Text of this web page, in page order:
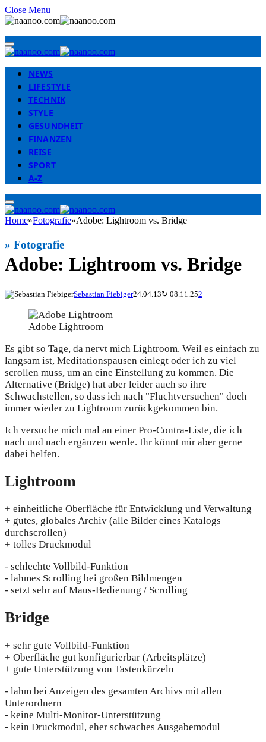
Close Menu
NEWS
LIFESTYLE
TECHNIK
STYLE
GESUNDHEIT
FINANZEN
REISE
SPORT
A-Z
Home»Fotografie»Adobe: Lightroom vs. Bridge
Adobe: Lightroom vs. Bridge
» Fotografie
Sebastian Fiebiger24.04.13↻ 08.11.252
Adobe Lightroom
Es gibt so Tage, da nervt mich Lightroom. Weil es einfach zu
langsam ist, Meditationspausen einlegt oder ich zu viel
scrollen muss, um an eine Einstellung zu kommen. Die
Alternative (Bridge) hat aber leider auch so ihre
Schwachstellen, so dass ich nach "Fluchtversuchen" doch
immer wieder zu Lightroom zurückgekommen bin.
Ich versuche mich mal an einer Pro-Contra-Liste, die ich
nach und nach ergänzen werde. Ihr könnt mir aber gerne
dabei helfen.
Lightroom
+ einheitliche Oberfläche für Entwicklung und Verwaltung
+ gutes, globales Archiv (alle Bilder eines Katalogs
durchscrollen)
+ tolles Druckmodul
- schlechte Vollbild-Funktion
- lahmes Scrolling bei großen Bildmengen
- setzt sehr auf Maus-Bedienung / Scrolling
Bridge
+ sehr gute Vollbild-Funktion
+ Oberfläche gut konfigurierbar (Arbeitsplätze)
+ gute Unterstützung von Tastenkürzeln
- lahm bei Anzeigen des gesamten Archivs mit allen
Unterordnern
- keine Multi-Monitor-Unterstützung
- kein Druckmodul, eher schwaches Ausgabemodul